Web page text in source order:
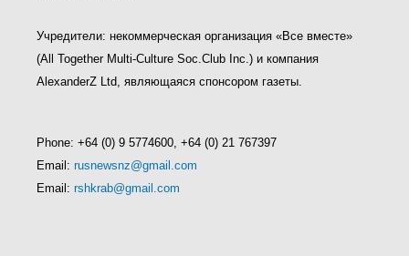
Учредители: некоммерческая организация «Все вместе»
(All Together Multi-Culture Soс.Club Inc.) и компания
AlexanderZ Ltd, являющаяся спонсором газеты.
Phone: +64 (0) 9 5774600, +64 (0) 21 767397
Email: rusnewsnz@gmail.com
Email: rshkrab@gmail.com